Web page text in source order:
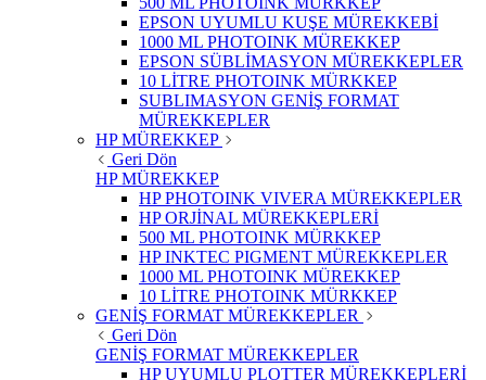
EPSON UYUMLU KUŞE MÜREKKEBİ
1000 ML PHOTOINK MÜREKKEP
EPSON SÜBLİMASYON MÜREKKEPLER
10 LİTRE PHOTOINK MÜRKKEP
SUBLIMASYON GENİŞ FORMAT
MÜREKKEPLER
HP MÜREKKEP
Geri Dön
HP MÜREKKEP
HP PHOTOINK VIVERA MÜREKKEPLER
HP ORJİNAL MÜREKKEPLERİ
500 ML PHOTOINK MÜRKKEP
HP INKTEC PIGMENT MÜREKKEPLER
1000 ML PHOTOINK MÜREKKEP
10 LİTRE PHOTOINK MÜRKKEP
GENİŞ FORMAT MÜREKKEPLER
Geri Dön
GENİŞ FORMAT MÜREKKEPLER
HP UYUMLU PLOTTER MÜREKKEPLERİ